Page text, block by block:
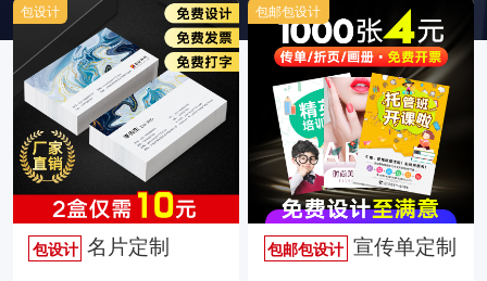
包设计 名片定制
包设计
包邮包设计宣传单定制
包邮包设计